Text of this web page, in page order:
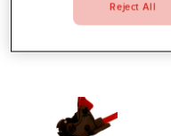
Serviceverkstad
Företagsprofilering
Reject All